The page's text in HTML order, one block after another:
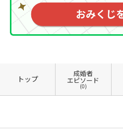
トップ
成婚者
エピソード
(0)